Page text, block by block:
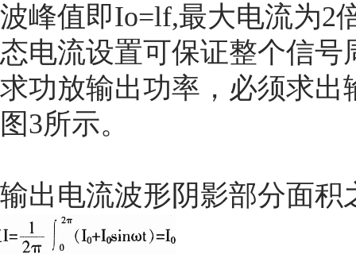
波峰值即Io=lf,最大电流为2
态电流设置可保证整个信
求功放输出功率，必须求
图3所示。
输出电流波形阴影部分面积